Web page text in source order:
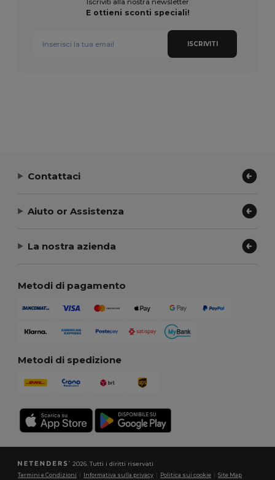
Iscriviti alla nostra newsletter
E ottieni sconti speciali!
ISCRIVITI
Contattaci
Aiuto or Assistenza
La nostra azienda
Metodi di pagamento
Metodi di spedizione
2026. Tutti i diritti riservati
Termini e Condizioni Informativa sulla privacy Politica sui cookie |Site Map